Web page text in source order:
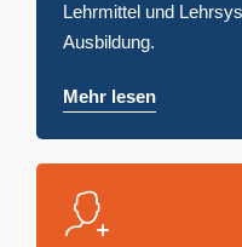
Lehrmittel und
Ausbildung.
Mehr lesen